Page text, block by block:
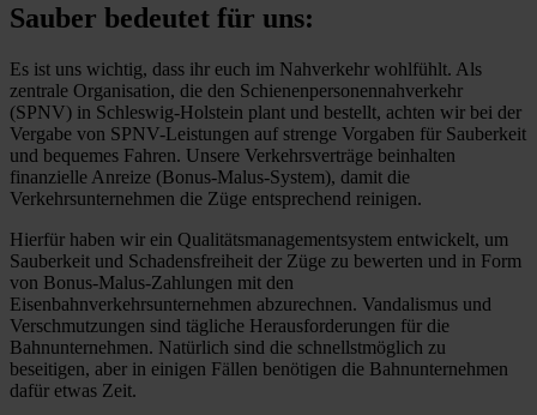
Sauber bedeutet für uns:
Es ist uns wichtig, dass ihr euch im Nahverkehr wohlfühlt. Als
zentrale Organisation, die den Schienenpersonennahverkehr
(SPNV) in Schleswig-Holstein plant und bestellt, achten wir bei der
Vergabe von SPNV-Leistungen auf strenge Vorgaben für Sauberkeit
und bequemes Fahren. Unsere Verkehrsverträge beinhalten
finanzielle Anreize (Bonus-Malus-System), damit die
Verkehrsunternehmen die Züge entsprechend reinigen.
Hierfür haben wir ein Qualitätsmanagementsystem entwickelt, um
Sauberkeit und Schadensfreiheit der Züge zu bewerten und in Form
von Bonus-Malus-Zahlungen mit den
Eisenbahnverkehrsunternehmen abzurechnen. Vandalismus und
Verschmutzungen sind tägliche Herausforderungen für die
Bahnunternehmen. Natürlich sind die schnellstmöglich zu
beseitigen, aber in einigen Fällen benötigen die Bahnunternehmen
dafür etwas Zeit.